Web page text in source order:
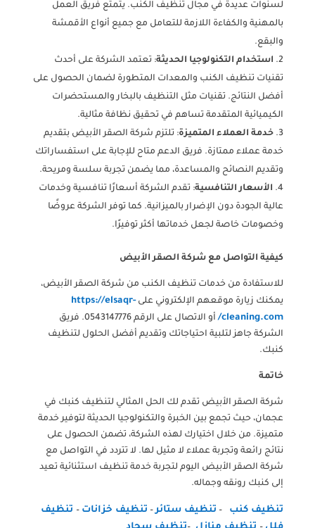
لسنوات عديدة في مجال تنظيف الكنب. يتمتع فريق العمل
بالمهنية والكفاءة اللازمة للتعامل مع جميع أنواع الأقمشة
والبقع.
استخدام التكنولوجيا الحديثة: تعتمد الشركة على أحدث
تقنيات تنظيف الكنب والمعدات المتطورة لضمان الحصول على
أفضل النتائج. تقنيات مثل التنظيف بالبخار والمستحضرات
الكيميائية المتقدمة تساهم في تحقيق نظافة مثالية.
خدمة العملاء المتميزة: تلتزم شركة الصقر الأبيض بتقديم
خدمة عملاء ممتازة. فريق الدعم متاح للإجابة على استفساراتك
وتقديم النصائح والمساعدة، مما يضمن تجربة سلسة ومريحة.
الأسعار التنافسية: تقدم الشركة أسعارًا تنافسية وخدمات
عالية الجودة دون الإضرار بالميزانية. كما توفر الشركة عروضًا
وخصومات خاصة لجعل خدماتها أكثر توفيرًا.
كيفية التواصل مع شركة الصقر الأبيض
للاستفادة من خدمات تنظيف الكنب من شركة الصقر الأبيض،
يمكنك زيارة موقعهم الإلكتروني علىhttps://elsaqr-
cleaning.com/
أو الاتصال على الرقم 0543147776. فريق
الشركة جاهز لتلبية احتياجاتك وتقديم أفضل الحلول لتنظيف
كنبك.
خاتمة
شركة الصقر الأبيض تقدم لك الحل المثالي لتنظيف كنبك في
عجمان، حيث تجمع بين الخبرة والتكنولوجيا الحديثة لتوفير خدمة
متميزة. من خلال اختيارك لهذه الشركة، تضمن الحصول على
نتائج رائعة وتجربة عملاء لا مثيل لها. لا تتردد في التواصل مع
شركة الصقر الأبيض اليوم لتجربة خدمة تنظيف استثنائية تعيد
إلى كنبك رونقه وجماله.
تنظيف كنب – تنظيف ستائر– تنظيف خزانات – تنظيف